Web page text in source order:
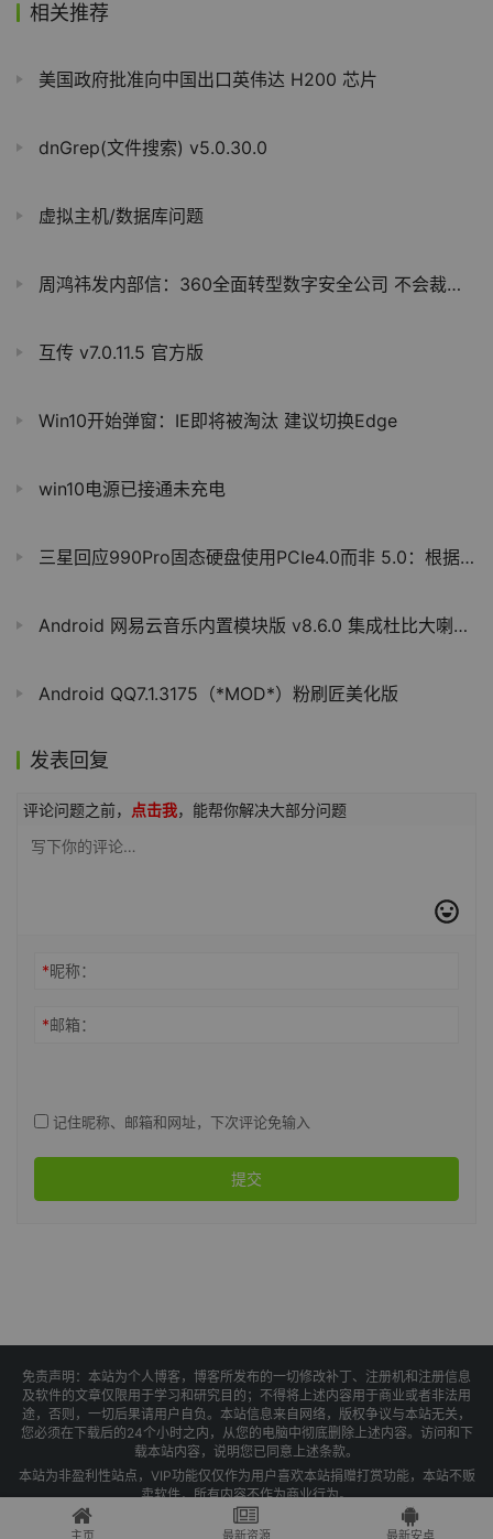
相关推荐
美国政府批准向中国出口英伟达 H200 芯片
dnGrep(文件搜索) v5.0.30.0
虚拟主机/数据库问题
周鸿祎发内部信：360全面转型数字安全公司 不会裁员继续招聘
互传 v7.0.11.5 官方版
Win10开始弹窗：IE即将被淘汰 建议切换Edge
win10电源已接通未充电
三星回应990Pro固态硬盘使用PCIe4.0而非 5.0：根据市场情况判断
Android 网易云音乐内置模块版 v8.6.0 集成杜比大喇叭v3.3.5
Android QQ7.1.3175（*MOD*）粉刷匠美化版
发表回复
评论问题之前， 点击我，能帮你解决大部分问题
*昵称：
*邮箱：
记住昵称、邮箱和网址，下次评论免输入
提交
免责声明：本站为个人博客，博客所发布的一切修改补丁、注册机和注册信息
及软件的文章仅限用于学习和研究目的；不得将上述内容用于商业或者非法用
途，否则，一切后果请用户自负。本站信息来自网络，版权争议与本站无关，
您必须在下载后的24个小时之内，从您的电脑中彻底删除上述内容。访问和下
载本站内容，说明您已同意上述条款。
本站为非盈利性站点，VIP功能仅仅作为用户喜欢本站捐赠打赏功能，本站不贩
卖软件，所有内容不作为商业行为。
Copyright © 2025 果核剥壳 - 琼ICP备2021004479号-1
主页 最新资源 最新安卓